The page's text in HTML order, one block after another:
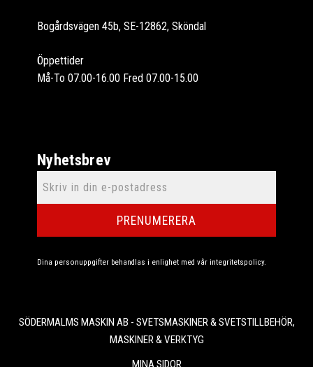
Bogårdsvägen 45b, SE-12862, Sköndal
Öppettider
Må-To 07.00-16.00 Fred 07.00-15.00
Nyhetsbrev
PRENUMERERA
Dina personuppgifter behandlas i enlighet med vår integritetspolicy.
SÖDERMALMS MASKIN AB - SVETSMASKINER & SVETSTILLBEHÖR,
MASKINER & VERKTYG
MINA SIDOR